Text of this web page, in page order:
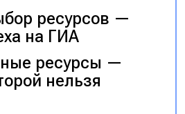
ресурсов —
на ГИА
ресурсы —
нельзя